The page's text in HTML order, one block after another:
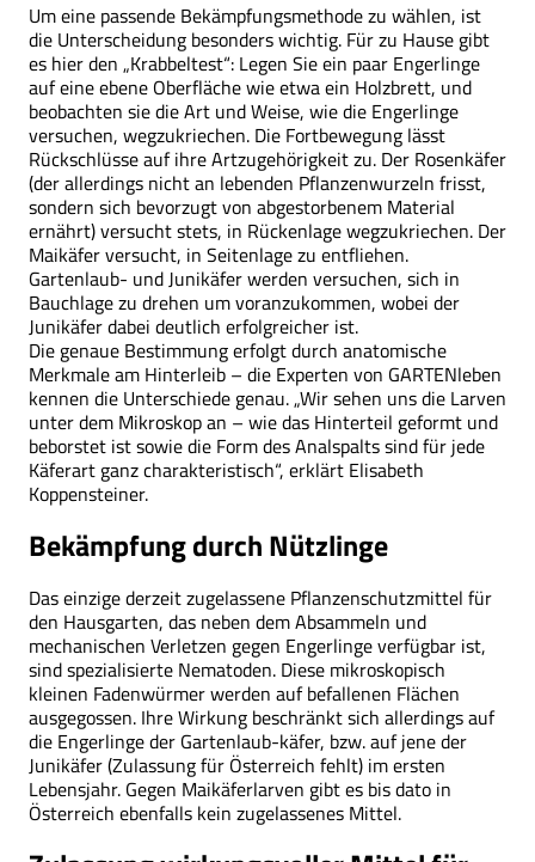
Um eine passende Bekämpfungsmethode zu wählen, ist
die Unterscheidung besonders wichtig. Für zu Hause gibt
es hier den „Krabbeltest“: Legen Sie ein paar Engerlinge
auf eine ebene Oberfläche wie etwa ein Holzbrett, und
beobachten sie die Art und Weise, wie die Engerlinge
versuchen, wegzukriechen. Die Fortbewegung lässt
Rückschlüsse auf ihre Artzugehörigkeit zu. Der Rosenkäfer
(der allerdings nicht an lebenden Pflanzenwurzeln frisst,
sondern sich bevorzugt von abgestorbenem Material
ernährt) versucht stets, in Rückenlage wegzukriechen. Der
Maikäfer versucht, in Seitenlage zu entfliehen.
Gartenlaub- und Junikäfer werden versuchen, sich in
Bauchlage zu drehen um voranzukommen, wobei der
Junikäfer dabei deutlich erfolgreicher ist.
Die genaue Bestimmung erfolgt durch anatomische
Merkmale am Hinterleib – die Experten von GARTENleben
kennen die Unterschiede genau. „Wir sehen uns die Larven
unter dem Mikroskop an – wie das Hinterteil geformt und
beborstet ist sowie die Form des Analspalts sind für jede
Käferart ganz charakteristisch“, erklärt Elisabeth
Koppensteiner.
Bekämpfung durch Nützlinge
Das einzige derzeit zugelassene Pflanzenschutzmittel für
den Hausgarten, das neben dem Absammeln und
mechanischen Verletzen gegen Engerlinge verfügbar ist,
sind spezialisierte Nematoden. Diese mikroskopisch
kleinen Fadenwürmer werden auf befallenen Flächen
ausgegossen. Ihre Wirkung beschränkt sich allerdings auf
die Engerlinge der Gartenlaub-käfer, bzw. auf jene der
Junikäfer (Zulassung für Österreich fehlt) im ersten
Lebensjahr. Gegen Maikäferlarven gibt es bis dato in
Österreich ebenfalls kein zugelassenes Mittel.